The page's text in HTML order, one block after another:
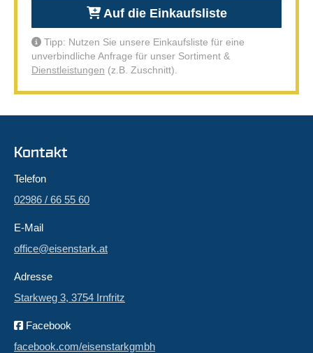
Auf die Einkaufsliste
Tipp: Nutzen Sie unsere Einkaufsliste für eine
unverbindliche Anfrage für unser Sortiment &
Dienstleistungen (z.B. Zuschnitt).
Kontakt
Telefon
02986 / 66 55 60
E-Mail
office@eisenstark.at
Adresse
Starkweg 3, 3754 Irnfritz
Facebook
facebook.com/eisenstarkgmbh